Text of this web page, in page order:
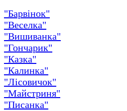
"Барвінок"
"Веселка"
"Вишиванка"
"Гончарик"
"Казка"
"Калинка"
"Лісовичок"
"Майстриня"
"Писанка"